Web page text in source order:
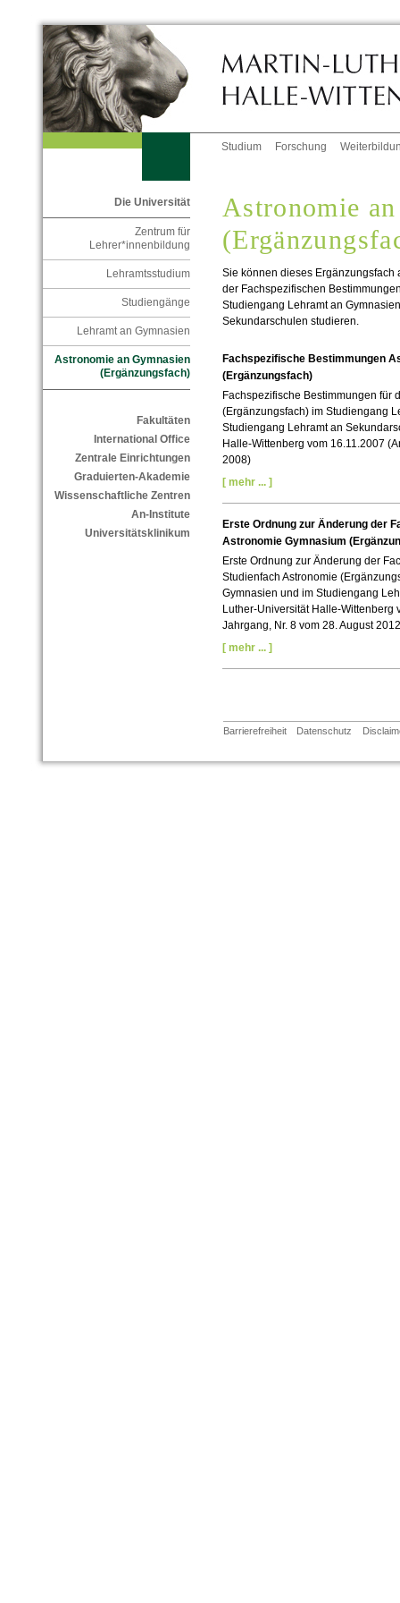
Studium Forschung
Die Universität
Zentrum für
Lehrer*innenbildung
Lehramtsstudium
Studiengänge
Lehramt an Gymnasien
Astronomie an Gymnasien
(Ergänzungsfach)
Fakultäten
International Office
Zentrale Einrichtungen
Graduierten-Akademie
Wissenschaftliche Zentren
An-Institute
Universitätsklinikum
Astronomie
Sie können dieses Ergänzungsfach
der Fachspezifischen
Studiengang Lehramt an
Sekundarschulen studieren.
Fachspezifische Bestimmungen
(Ergänzungsfach)
Fachspezifische Bestimmungen für
(Ergänzungsfach) im Studiengang
Studiengang Lehramt an
Halle-Wittenberg vom 16.11.2007
2008)
[ mehr ... ]
Erste Ordnung zur Änderung der
Astronomie Gymnasium
Erste Ordnung zur Änderung der
Studienfach Astronomie
Gymnasien und im Studiengang
Luther-Universität Halle-Wittenberg
Jahrgang, Nr. 8 vom 28. August
[ mehr ... ]
Barrierefreiheit Datenschutz